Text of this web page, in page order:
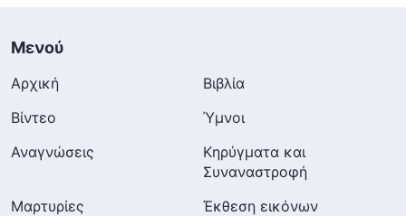
Μενού
Αρχική
Βιβλία
Βίντεο
Ύμνοι
Αναγνώσεις
Κηρύγματα και
Συναναστροφή
Μαρτυρίες
Έκθεση εικόνων